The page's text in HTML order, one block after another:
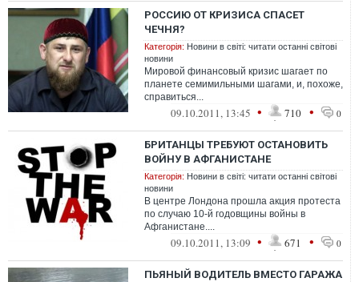
РОССИЮ ОТ КРИЗИСА СПАСЕТ
ЧЕЧНЯ?
Категорія: Новини в світі: читати останні світові
новини
Мировой финансовый кризис шагает по
планете семимильными шагами, и, похоже,
справиться...
09.10.2011, 13:45 • 710 • 0
БРИТАНЦЫ ТРЕБУЮТ ОСТАНОВИТЬ
ВОЙНУ В АФГАНИСТАНЕ
Категорія: Новини в світі: читати останні світові
новини
В центре Лондона прошла акция протеста
по случаю 10-й годовщины войны в
Афганистане....
09.10.2011, 13:09 • 671 • 0
ПЬЯНЫЙ ВОДИТЕЛЬ ВМЕСТО ГАРАЖА